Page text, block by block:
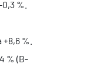
%.
%.
% (B-